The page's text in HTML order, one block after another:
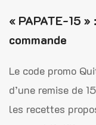
« PAPATE-15
commande
Le code promo
d’une remise de
les recettes